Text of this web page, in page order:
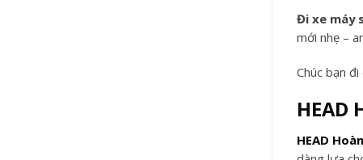
Đi xe máy
mới nhẹ –
Chúc bạn
HEAD
HEAD